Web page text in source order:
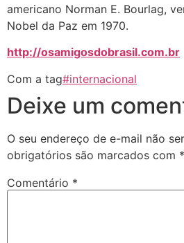
americano Norman E. Bourlag,
Nobel da Paz em 1970.
http://osamigosdobrasil.com.br
Com a tag#internacional
Deixe um
O seu endereço de e-mail não
obrigatórios são marcados com *
Comentário *